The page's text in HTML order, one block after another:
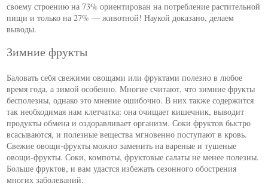
своему строению на 73% ориентирован на потребление растительной
пищи и только на 27% — животной! Наукой доказано, делаем
выводы.
Зимние фрукты
Баловать себя свежими овощами или фруктами полезно в любое
время года, а зимой особенно. Многие считают, что зимние фрукты
бесполезны, однако это мнение ошибочно. В них также содержится
так необходимая нам клетчатка: она очищает кишечник, выводит
продукты обмена и оздоравливает организм. Соки фруктов быстро
всасываются, и полезные вещества мгновенно поступают в кровь.
Свежие овощи-фрукты можно заменить на вареные и тушеные
овощи-фрукты. Соки, компоты, фруктовые салаты не менее полезны.
Больше фруктов, и вам удастся избежать сезонного обострения
многих заболеваний.